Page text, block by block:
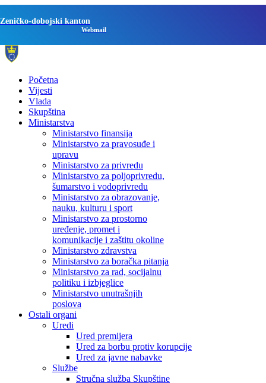
Zeničko-dobojski kanton
Webmail
Početna
Vijesti
Vlada
Skupština
Ministarstva
Ministarstvo finansija
Ministarstvo za pravosuđe i
upravu
Ministarstvo za privredu
Ministarstvo za poljoprivredu,
šumarstvo i vodoprivredu
Ministarstvo za obrazovanje,
nauku, kulturu i sport
Ministarstvo za prostorno
uređenje, promet i
komunikacije i zaštitu okoline
Ministarstvo zdravstva
Ministarstvo za boračka pitanja
Ministarstvo za rad, socijalnu
politiku i izbjeglice
Ministarstvo unutrašnjih
poslova
Ostali organi
Uredi
Ured premijera
Ured za borbu protiv korupcije
Ured za javne nabavke
Službe
Stručna služba Skupštine